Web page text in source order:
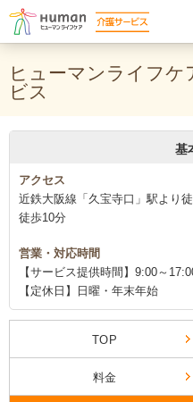
ヒューマンライフケ
ビス
基
アクセス
近鉄大阪線「久宝寺口」駅より
徒歩10分
営業・対応時間
【サービス提供時間】9:00～
【定休日】日曜・年末年始
TOP
料金